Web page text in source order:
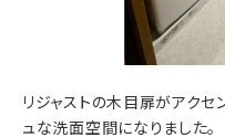
リジャストの木目扉がアクセ
ュな洗面空間になりました。